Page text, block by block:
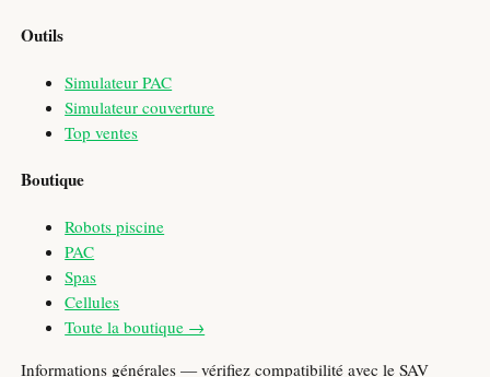
Outils
Simulateur PAC
Simulateur couverture
Top ventes
Boutique
Robots piscine
PAC
Spas
Cellules
Toute la boutique →
Informations générales — vérifiez compatibilité avec le SAV